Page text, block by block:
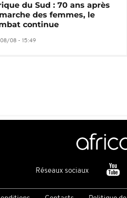
du Sud : 70 ans après
des femmes, le
continue
08/08 - 15:49
Réseaux sociaux